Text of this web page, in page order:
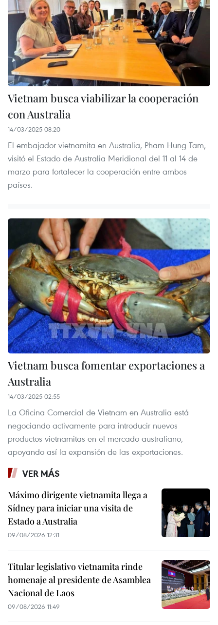
Vietnam busca viabilizar la cooperación
con Australia
14/03/2025 08:20
El embajador vietnamita en Australia, Pham Hung Tam,
visitó el Estado de Australia Meridional del 11 al 14 de
marzo para fortalecer la cooperación entre ambos
países.
Vietnam busca fomentar exportaciones a
Australia
14/03/2025 02:55
La Oficina Comercial de Vietnam en Australia está
negociando activamente para introducir nuevos
productos vietnamitas en el mercado australiano,
apoyando así la expansión de las exportaciones.
VER MÁS
Máximo dirigente vietnamita llega a
Sídney para iniciar una visita de
Estado a Australia
09/08/2026 12:31
Titular legislativo vietnamita rinde
homenaje al presidente de Asamblea
Nacional de Laos
09/08/2026 11:49